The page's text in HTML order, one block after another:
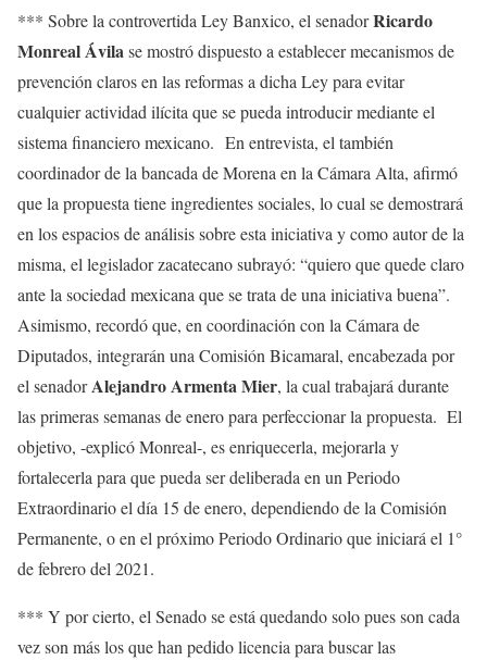
*** Sobre la controvertida Ley Banxico, el senadorRicardo
Monreal Ávilase mostró dispuesto a establecer mecanismos de
prevención claros en las reformas a dicha Ley para evitar
cualquier actividad ilícita que se pueda introducir mediante el
sistema financiero mexicano. En entrevista, el también
coordinador de la bancada de Morena en la Cámara Alta, afirmó
que la propuesta tiene ingredientes sociales, lo cual se demostrará
en los espacios de análisis sobre esta iniciativa y como autor de la
misma, el legislador zacatecano subrayó: “quiero que quede claro
ante la sociedad mexicana que se trata de una iniciativa buena”.
Asimismo, recordó que, en coordinación con la Cámara de
Diputados, integrarán una Comisión Bicamaral, encabezada por
el senadorAlejandro Armenta Mier, la cual trabajará durante
las primeras semanas de enero para perfeccionar la propuesta. El
objetivo, -explicó Monreal-, es enriquecerla, mejorarla y
fortalecerla para que pueda ser deliberada en un Periodo
Extraordinario el día 15 de enero, dependiendo de la Comisión
Permanente, o en el próximo Periodo Ordinario que iniciará el 1°
de febrero del 2021.
*** Y por cierto, el Senado se está quedando solo pues son cada
vez son más los que han pedido licencia para buscar las